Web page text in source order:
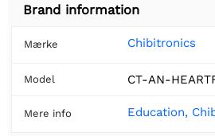
Brand information
Mærke Chibitronics
Model CT-AN-
Mere info Education,